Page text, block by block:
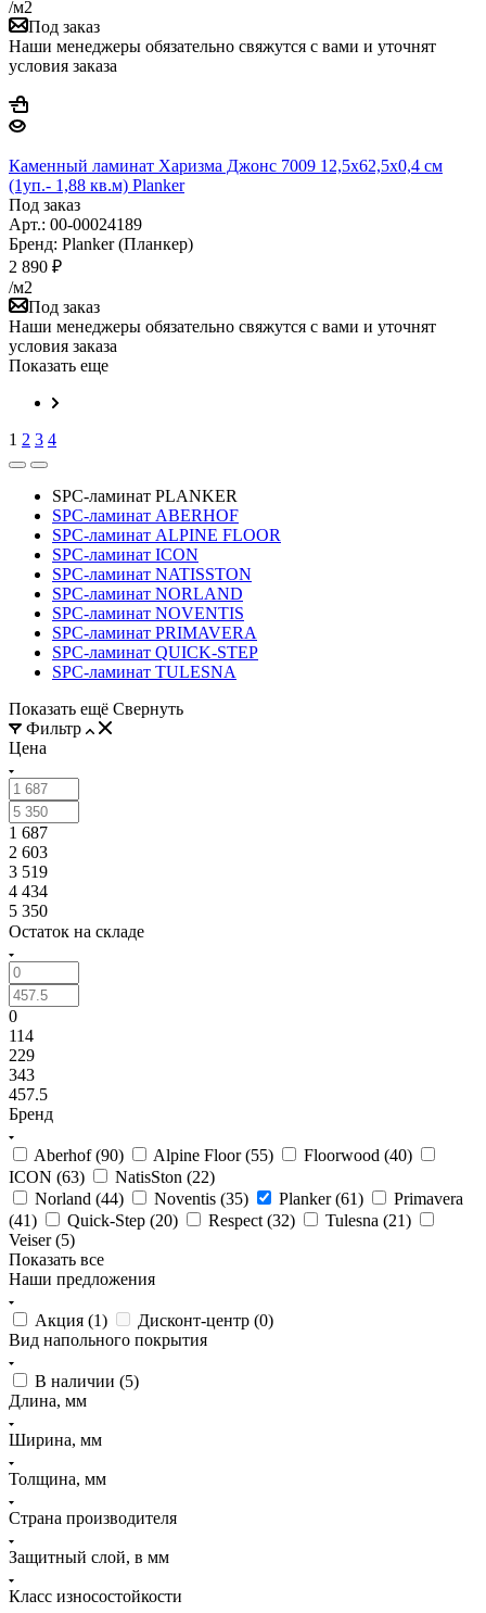
/м2
Под заказ
Наши менеджеры обязательно свяжутся с вами и уточнят
условия заказа
Каменный ламинат Харизма Джонс 7009 12,5x62,5x0,4 см
(1уп.- 1,88 кв.м) Planker
Под заказ
Арт.: 00-00024189
Бренд: Planker (Планкер)
2 890 ₽
/м2
Под заказ
Наши менеджеры обязательно свяжутся с вами и уточнят
условия заказа
Показать еще
1 2 3 4
SPC-ламинат PLANKER
SPC-ламинат ABERHOF
SPC-ламинат ALPINE FLOOR
SPC-ламинат ICON
SPC-ламинат NATISSTON
SPC-ламинат NORLAND
SPC-ламинат NOVENTIS
SPC-ламинат PRIMAVERA
SPC-ламинат QUICK-STEP
SPC-ламинат TULESNA
Показать ещё Свернуть
Фильтр
Цена
1 687
2 603
3 519
4 434
5 350
Остаток на складе
0
114
229
343
457.5
Бренд
Aberhof (90) Alpine Floor (55) Floorwood (40)
ICON (63) NatisSton (22)
Norland (44) Noventis (35) Planker (61)
Primavera
(41) Quick-Step (20) Respect (32) Tulesna (21)
Veiser (5)
Показать все
Наши предложения
Акция (1) Дисконт-центр (0)
Вид напольного покрытия
В наличии (5)
Длина, мм
Ширина, мм
Толщина, мм
Страна производителя
Защитный слой, в мм
Класс износостойкости